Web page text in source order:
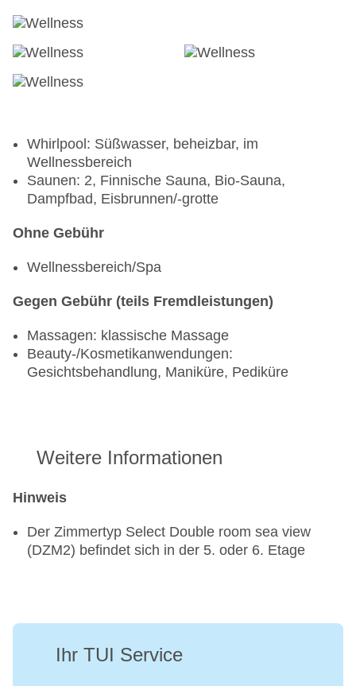
Whirlpool: Süßwasser, beheizbar, im
Wellnessbereich
Saunen: 2, Finnische Sauna, Bio-Sauna,
Dampfbad, Eisbrunnen/-grotte
Ohne Gebühr
Wellnessbereich/Spa
Gegen Gebühr (teils Fremdleistungen)
Massagen: klassische Massage
Beauty-/Kosmetikanwendungen:
Gesichtsbehandlung, Maniküre, Pediküre
Weitere Informationen
Hinweis
Der Zimmertyp Select Double room sea view
(DZM2) befindet sich in der 5. oder 6. Etage
Ihr TUI Service